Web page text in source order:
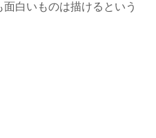
白いものは描けるという